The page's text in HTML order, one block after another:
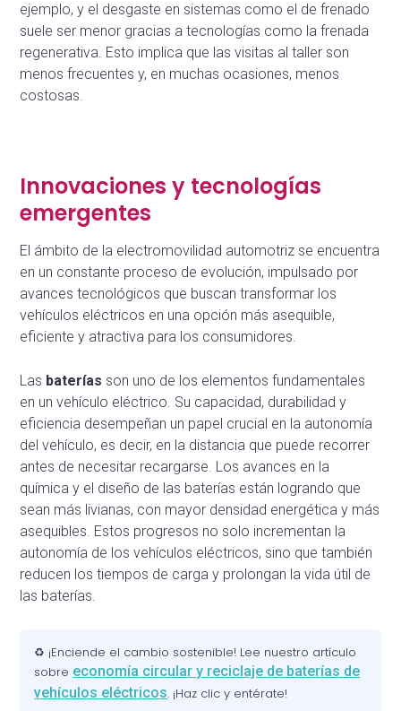
ejemplo, y el desgaste en sistemas como el de frenado
suele ser menor gracias a tecnologías como la frenada
regenerativa. Esto implica que las visitas al taller son
menos frecuentes y, en muchas ocasiones, menos
costosas.
Innovaciones y tecnologías
emergentes
El ámbito de la electromovilidad automotriz se encuentra
en un constante proceso de evolución, impulsado por
avances tecnológicos que buscan transformar los
vehículos eléctricos en una opción más asequible,
eficiente y atractiva para los consumidores.
Las baterías son uno de los elementos fundamentales
en un vehículo eléctrico. Su capacidad, durabilidad y
eficiencia desempeñan un papel crucial en la autonomía
del vehículo, es decir, en la distancia que puede recorrer
antes de necesitar recargarse. Los avances en la
química y el diseño de las baterías están logrando que
sean más livianas, con mayor densidad energética y más
asequibles. Estos progresos no solo incrementan la
autonomía de los vehículos eléctricos, sino que también
reducen los tiempos de carga y prolongan la vida útil de
las baterías.
♻️ ¡Enciende el cambio sostenible! Lee nuestro artículo
sobre economía circular y reciclaje de baterías de
vehículos eléctricos. ¡Haz clic y entérate!